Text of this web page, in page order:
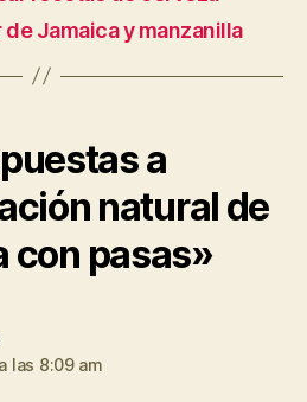
Jamaica y manzanilla
a
natural de
con pasas»
dice:
las 8:09 am